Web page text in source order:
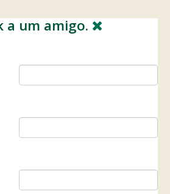
a um amigo.